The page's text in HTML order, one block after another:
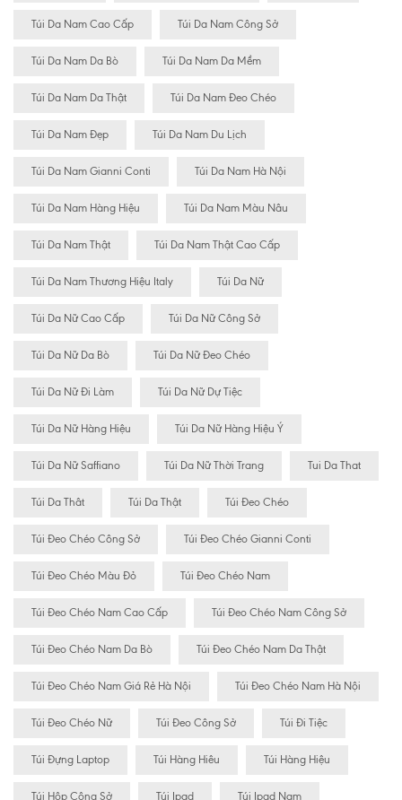
Túi Da Nam Cao Cấp Túi Da Nam Công Sở
Túi Da Nam Da Bò Túi Da Nam Da Mềm
Túi Da Nam Da Thật Túi Da Nam Đeo Chéo
Túi Da Nam Đẹp Túi Da Nam Du Lịch
Túi Da Nam Gianni Conti Túi Da Nam Hà Nội
Túi Da Nam Hàng Hiệu Túi Da Nam Màu Nâu
Túi Da Nam Thật Túi Da Nam Thật Cao Cấp
Túi Da Nam Thương Hiệu Italy Túi Da Nữ
Túi Da Nữ Cao Cấp Túi Da Nữ Công Sở
Túi Da Nữ Da Bò Túi Da Nữ Đeo Chéo
Túi Da Nữ Đi Làm Túi Da Nữ Dự Tiệc
Túi Da Nữ Hàng Hiệu Túi Da Nữ Hàng Hiệu Ý
Túi Da Nữ Saffiano Túi Da Nữ Thời Trang Tui Da That
Túi Da Thât Túi Da Thật Túi Đeo Chéo
Túi Đeo Chéo Công Sở Túi Đeo Chéo Gianni Conti
Túi Đeo Chéo Màu Đỏ Túi Đeo Chéo Nam
Túi Đeo Chéo Nam Cao Cấp Túi Đeo Chéo Nam Công Sở
Túi Đeo Chéo Nam Da Bò Túi Đeo Chéo Nam Da Thật
Túi Đeo Chéo Nam Giá Rẻ Hà Nội Túi Đeo Chéo Nam Hà Nội
Túi Đeo Chéo Nữ Túi Đeo Công Sở Túi Đi Tiệc
Túi Đựng Laptop Túi Hàng Hiêu Túi Hàng Hiệu
Túi Hộp Công Sở Túi Ipad Túi Ipad Nam